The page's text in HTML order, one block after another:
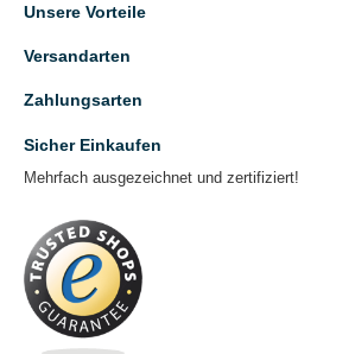
Unsere Vorteile
Versandarten
Zahlungsarten
Sicher Einkaufen
Mehrfach ausgezeichnet und zertifiziert!